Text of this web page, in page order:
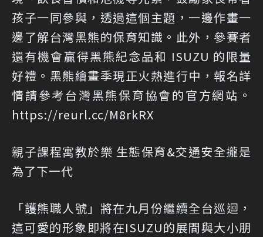
孩子一同參與，透過這個主題，一邊作畫一
邊了解台灣黑熊的保育知識。此外，參賽者
還有機會贏得黑熊紀念品和 ISUZU 的限量
好禮。黑熊繪畫季現正火熱進行中，報名詳
情請參考台灣黑熊保育協會的官方網站。
https://reurl.cc/M8rkRX
親子課程寓教於樂 生態保育&交通安全攏是
為了下一代
「護熊職人號」將在九月份繼續全台巡迴，
這可愛的形象即將在ISUZU的展間與大小朋